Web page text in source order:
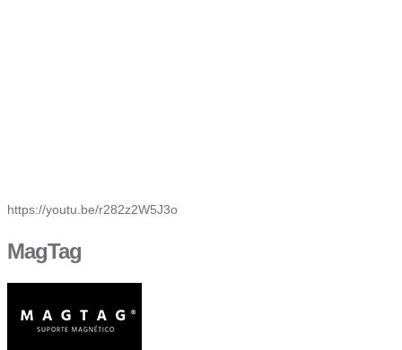
https://youtu.be/r282z2W5J3o
MagTag